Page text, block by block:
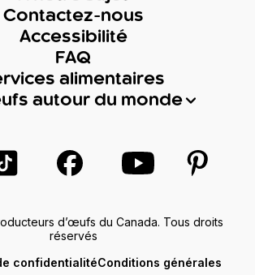
Contactez-nous
Accessibilité
FAQ
alimentaires
autour du monde
sur Instagram
Suivez-nous sur TikTok
Suivez-nous sur Facebook
Suivez-nous sur
d’œufs du Canada. Tous droits
réservés
confidentialitéConditions générales